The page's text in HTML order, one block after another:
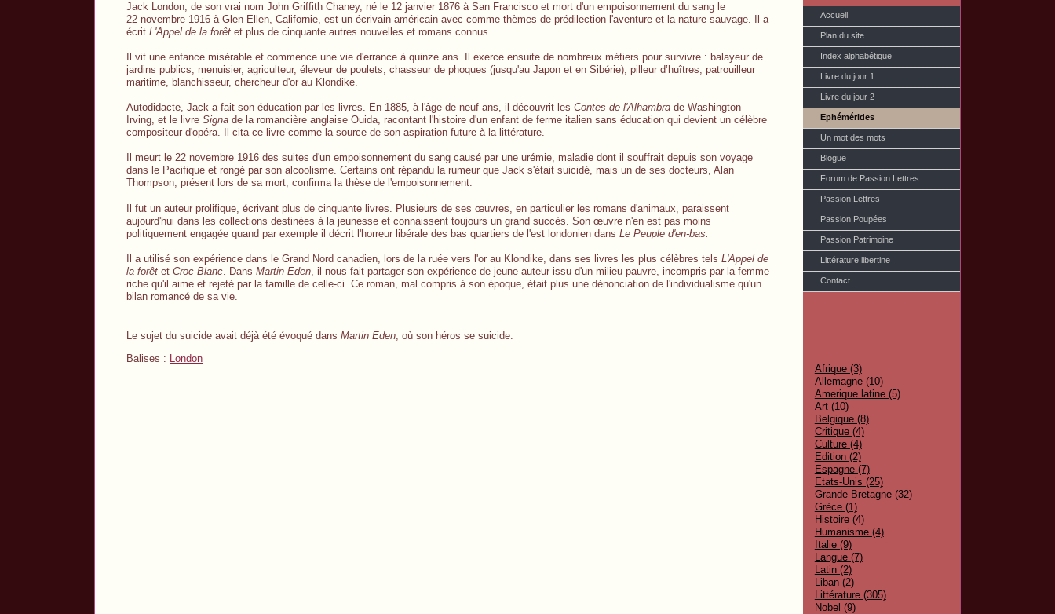
Accueil
Plan du site
Index alphabétique
Livre du jour 1
Livre du jour 2
Ephémérides
Un mot des mots
Blogue
Forum de Passion Lettres
Passion Lettres
Passion Poupées
Passion Patrimoine
Littérature libertine
Contact
Afrique (3)
Allemagne (10)
Amerique latine (5)
Art (10)
Belgique (8)
Critique (4)
Culture (4)
Edition (2)
Espagne (7)
Etats-Unis (25)
Grande-Bretagne (32)
Grèce (1)
Histoire (4)
Humanisme (4)
Italie (9)
Langue (7)
Latin (2)
Liban (2)
Littérature (305)
Nobel (9)
Jack London, de son vrai nom John Griffith Chaney, né le 12 janvier 1876 à San Francisco et mort d'un empoisonnement du sang le
22 novembre 1916 à Glen Ellen, Californie, est un écrivain américain avec comme thèmes de prédilection l'aventure et la nature sauvage. Il a
écritL'Appel de la forêt et plus de cinquante autres nouvelles et romans connus.
Il vit une enfance misérable et commence une vie d'errance à quinze ans. Il exerce ensuite de nombreux métiers pour survivre : balayeur de
jardins publics, menuisier, agriculteur, éleveur de poulets, chasseur de phoques (jusqu'au Japon et en Sibérie), pilleur d’huîtres, patrouilleur
maritime, blanchisseur, chercheur d'or au Klondike.
Autodidacte, Jack a fait son éducation par les livres. En 1885, à l'âge de neuf ans, il découvrit lesContes de l'Alhambra de Washington
Irving, et le livreSigna de la romancière anglaise Ouida, racontant l'histoire d'un enfant de ferme italien sans éducation qui devient un célèbre
compositeur d'opéra. Il cita ce livre comme la source de son aspiration future à la littérature.
Il meurt le 22 novembre 1916 des suites d'un empoisonnement du sang causé par une urémie, maladie dont il souffrait depuis son voyage
dans le Pacifique et rongé par son alcoolisme. Certains ont répandu la rumeur que Jack s'était suicidé, mais un de ses docteurs, Alan
Thompson, présent lors de sa mort, confirma la thèse de l'empoisonnement.
Il fut un auteur prolifique, écrivant plus de cinquante livres. Plusieurs de ses œuvres, en particulier les romans d'animaux, paraissent
aujourd'hui dans les collections destinées à la jeunesse et connaissent toujours un grand succès. Son œuvre n'en est pas moins
politiquement engagée quand par exemple il décrit l'horreur libérale des bas quartiers de l'est londonien dansLe Peuple d'en-bas.
Il a utilisé son expérience dans le Grand Nord canadien, lors de la ruée vers l'or au Klondike, dans ses livres les plus célèbres telsL'Appel de
la forêt etCroc-Blanc. DansMartin Eden, il nous fait partager son expérience de jeune auteur issu d'un milieu pauvre, incompris par la femme
riche qu'il aime et rejeté par la famille de celle-ci. Ce roman, mal compris à son époque, était plus une dénonciation de l'individualisme qu'un
bilan romancé de sa vie.
Le sujet du suicide avait déjà été évoqué dansMartin Eden, où son héros se suicide.
Balises : London